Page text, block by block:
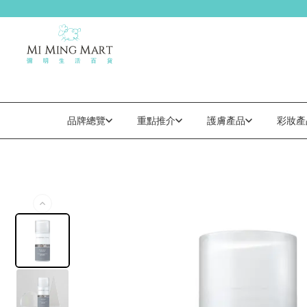
品牌總覽 重點推介 護膚產品 彩妝